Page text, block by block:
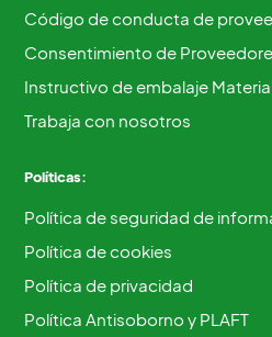
Código de conducta de
Consentimiento de
Instructivo de embalaje
Trabaja con nosotros
Políticas:
Política de seguridad de
Política de cookies
Política de privacidad
Política Antisoborno y PLAFT